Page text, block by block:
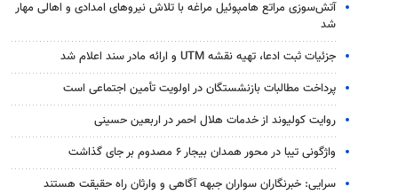
آتش‌سوزی مراتع هامپوئیل مراغه با تلاش نیروهای امدادی و اهالی مهار
شد
جزئیات ثبت ادعا، تهیه نقشه UTM و ارائه مادر سند اعلام شد
پرداخت مطالبات بازنشستگان در اولویت تأمین اجتماعی است
روایت کولیوند از خدمات هلال احمر در اربعین حسینی
واژگونی تیبا در محور همدان بیجار ۶ مصدوم بر جای گذاشت
سرایی: خبرنگاران سواران جبهه آگاهی و وارثان راه حقیقت هستند